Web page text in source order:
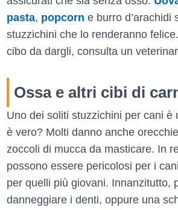
pasta, popcorn e burro d’arachidi
stuzzichini che lo renderanno
cibo da dargli, consulta un
Ossa e altri cibi di
Uno dei soliti stuzzichini per cani è
è vero? Molti danno anche
zoccoli di mucca da masticare. In
possono essere pericolosi per i
per quelli più giovani. Innanzitutto,
danneggiare i denti, oppure una